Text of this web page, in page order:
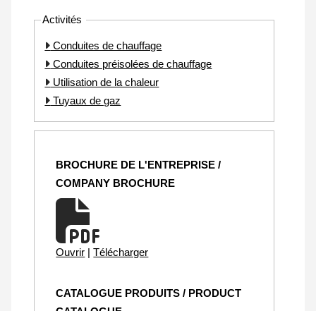
Activités
Conduites de chauffage
Conduites préisolées de chauffage
Utilisation de la chaleur
Tuyaux de gaz
BROCHURE DE L'ENTREPRISE /
COMPANY BROCHURE
Ouvrir | Télécharger
CATALOGUE PRODUITS / PRODUCT